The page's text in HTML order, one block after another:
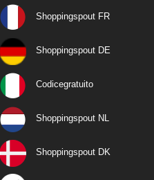
Shoppingspout FR
Shoppingspout DE
Codicegratuito
Shoppingspout NL
Shoppingspout DK